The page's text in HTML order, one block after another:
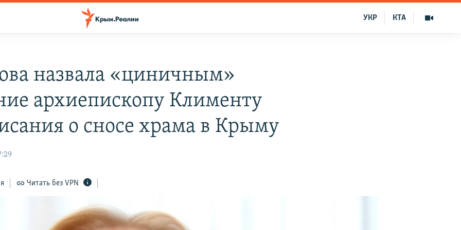
КТА
УКР
назвала «циничным»
архиепископу Клименту
о сносе храма в Крыму
Читать без VPN